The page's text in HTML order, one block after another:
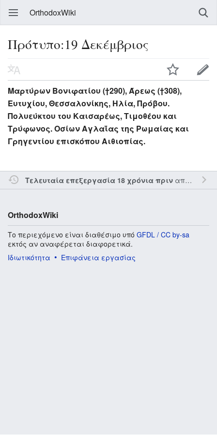
OrthodoxWiki
Πρότυπο:19 Δεκέμβριος
Μαρτύρων Βονιφατίου (†290), Άρεως (†308),
Ευτυχίου, Θεσσαλονίκης, Ηλία, Πρόβου.
Πολυεύκτου του Καισαρέως, Τιμοθέου και
Τρύφωνος. Οσίων Αγλαΐας της Ρωμαίας και
Γρηγεντίου επισκόπου Αιθιοπίας.
Τελευταία επεξεργασία 18 χρόνια πριναπό τον την
OrthodoxWiki
Το περιεχόμενο είναι διαθέσιμο υπό GFDL / CC by-sa
εκτός αν αναφέρεται διαφορετικά.
Ιδιωτικότητα
Επιφάνεια εργασίας